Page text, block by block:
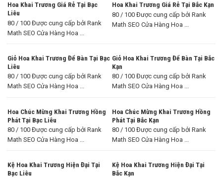
Hoa Khai Trương Giá Rẻ Tại Bạc
Liêu
80 / 100 Được cung cấp bởi Rank
Math SEO Cửa Hàng Hoa ...
Hoa Khai Trương Giá Rẻ Tại Bắc Kạn
80 / 100 Được cung cấp bởi Rank
Math SEO Cửa Hàng Hoa ...
Giỏ Hoa Khai Trương Để Bàn Tại Bạc
Liêu
80 / 100 Được cung cấp bởi Rank
Math SEO Cửa Hàng Hoa ...
Giỏ Hoa Khai Trương Để Bàn Tại Bắc
Kạn
80 / 100 Được cung cấp bởi Rank
Math SEO Cửa Hàng Hoa ...
Hoa Chúc Mừng Khai Trương Hồng
Phát Tại Bạc Liêu
80 / 100 Được cung cấp bởi Rank
Math SEO Cửa Hàng Hoa ...
Hoa Chúc Mừng Khai Trương Hồng
Phát Tại Bắc Kạn
80 / 100 Được cung cấp bởi Rank
Math SEO Cửa Hàng Hoa ...
Kệ Hoa Khai Trương Hiện Đại Tại
Bạc Liêu
Kệ Hoa Khai Trương Hiện Đại Tại
Bắc Kạn